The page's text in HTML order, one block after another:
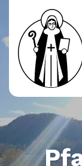
Zum Inhalt